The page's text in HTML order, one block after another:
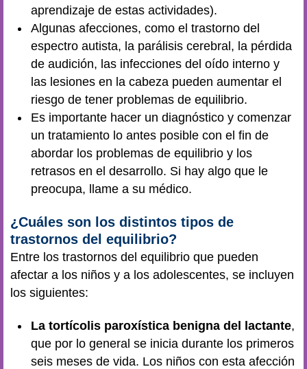
aprendizaje de estas actividades).
Algunas afecciones, como el trastorno del
espectro autista, la parálisis cerebral, la pérdida
de audición, las infecciones del oído interno y
las lesiones en la cabeza pueden aumentar el
riesgo de tener problemas de equilibrio.
Es importante hacer un diagnóstico y comenzar
un tratamiento lo antes posible con el fin de
abordar los problemas de equilibrio y los
retrasos en el desarrollo. Si hay algo que le
preocupa, llame a su médico.
¿Cuáles son los distintos tipos de
trastornos del equilibrio?
Entre los trastornos del equilibrio que pueden
afectar a los niños y a los adolescentes, se incluyen
los siguientes:
La tortícolis paroxística benigna del lactante,
que por lo general se inicia durante los primeros
seis meses de vida. Los niños con esta afección